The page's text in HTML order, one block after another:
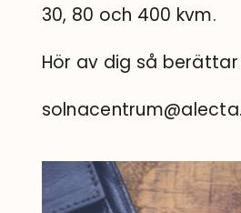
30, 80 och 400 kvm.
Hör av dig så berättar